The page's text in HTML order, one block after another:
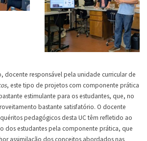
docente responsável pela unidade curricular de
, este tipo de projetos com componente prática
estimulante para os estudantes, que, no
bastante satisfatório. O docente
pedagógicos desta UC têm refletido ao
dos estudantes pela componente prática, que
assimilação dos conceitos abordados nas